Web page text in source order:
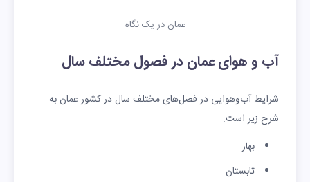
عمان در یک نگاه
آب و هوای عمان در فصول مختلف سال
شرایط آب‌وهوایی در فصل‌های مختلف سال در کشور عمان به
شرح زیر است.
بهار
تابستان